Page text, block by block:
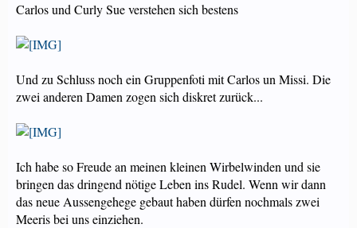
Carlos und Curly Sue verstehen sich bestens
Und zu Schluss noch ein Gruppenfoti mit Carlos un Missi. Die
zwei anderen Damen zogen sich diskret zurück...
Ich habe so Freude an meinen kleinen Wirbelwinden und sie
bringen das dringend nötige Leben ins Rudel. Wenn wir dann
das neue Aussengehege gebaut haben dürfen nochmals zwei
Meeris bei uns einziehen.